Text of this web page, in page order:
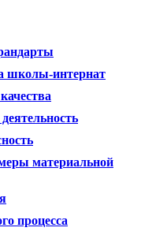
школы-интернат
материальной
процесса